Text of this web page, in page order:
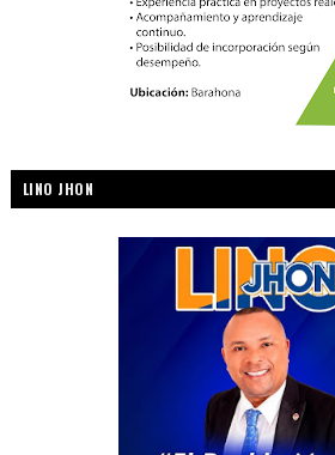
LINO JHON